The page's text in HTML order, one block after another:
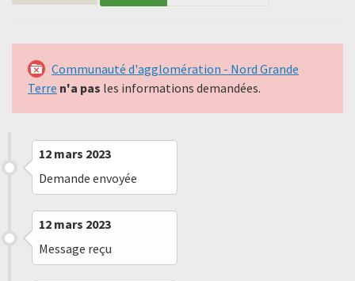
Communauté d'agglomération - Nord Grande
Terre n'a pas les informations demandées.
12 mars 2023
Demande envoyée
12 mars 2023
Message reçu